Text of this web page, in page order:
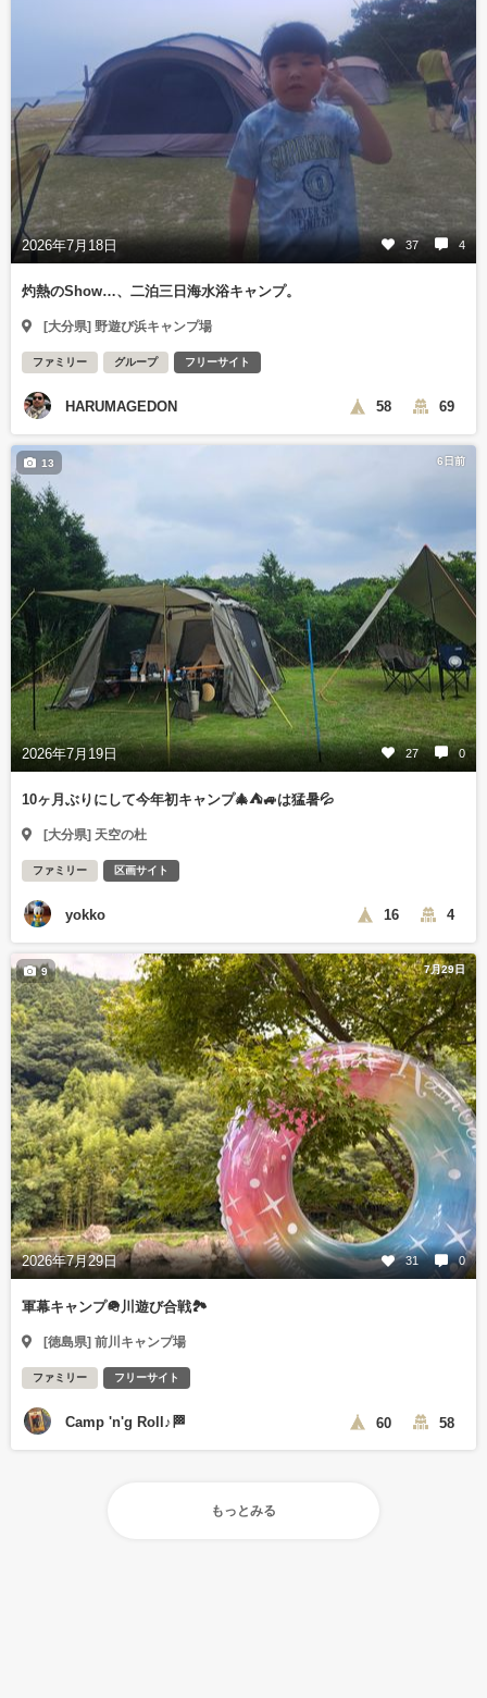
2026年7月18日 37 4
灼熱のShow…、二泊三日海水浴キャンプ。
[大分県] 野遊び浜キャンプ場
ファミリー グループ フリーサイト
HARUMAGEDON 58 69
6日前
2026年7月19日 27 0
13
10ヶ月ぶりにして今年初キャンプ🎄⛺🚙は猛暑💦
[大分県] 天空の杜
ファミリー 区画サイト
yokko 16 4
7月29日
2026年7月29日 31 0
9
軍幕キャンプ🪖川遊び合戦🏞️
[徳島県] 前川キャンプ場
ファミリー フリーサイト
Camp 'n'g Roll♪🏁 60 58
もっとみる